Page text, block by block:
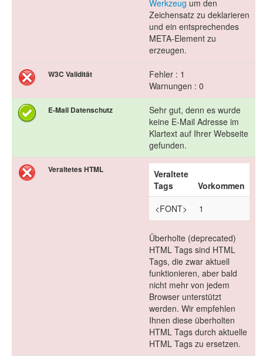
Werkzeug um den
Zeichensatz zu deklarieren
und ein entsprechendes
META-Element zu
erzeugen.
W3C Validität
Fehler : 1
Warnungen : 0
E-Mail Datenschutz
Sehr gut, denn es wurde
keine E-Mail Adresse im
Klartext auf Ihrer Webseite
gefunden.
Veraltetes HTML
Veraltete
Tags
Vorkommen
<FONT>
1
Überholte (deprecated)
HTML Tags sind HTML
Tags, die zwar aktuell
funktionieren, aber bald
nicht mehr von jedem
Browser unterstützt
werden. Wir empfehlen
Ihnen diese überholten
HTML Tags durch aktuelle
HTML Tags zu ersetzen.